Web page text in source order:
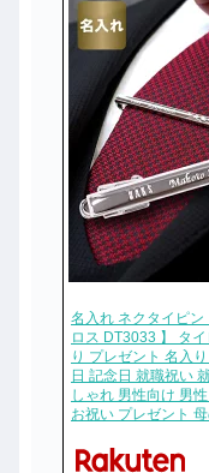
名入れ ネクタイピン
ロス DT3033 】 タ
り プレゼント 名入
日 記念日 就職祝い
しゃれ 男性向け 男
お祝い プレゼント